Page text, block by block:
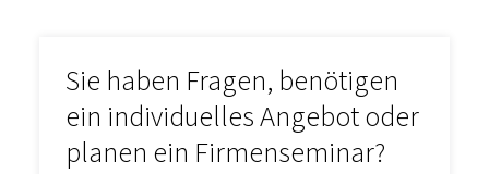
Sie haben Fragen, benötigen
ein individuelles Angebot oder
planen ein Firmenseminar?